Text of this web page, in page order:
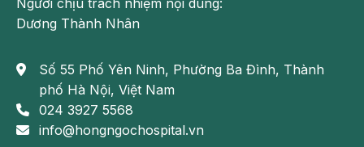
sớm và can thiệp điều trị kịp thời, bệnh có thể gây
biến chứng nguy hiểm.
Ngoài tình trạng vòm họng nổi cục lớn, ung thư vòm
họng còn biểu hiện một số triệu chứng như sau:
Hạch bạch huyết dưới hàm bị sưng: Sưng đau
hạch bạch huyết ở phần dưới hàm và sau tai xuất
Người chịu trách nhiệm nội dung:
Dương Thành Nhân
Số 55 Phố Yên Ninh, Phường Ba Đình, Thành
phố Hà Nội, Việt Nam
024 3927 5568
info@hongngochospital.vn